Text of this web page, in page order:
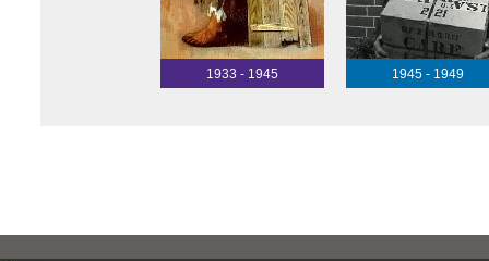
1933 - 1945 1945 - 1949